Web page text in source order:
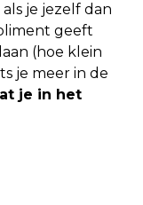
je jezelf dan
geeft
(hoe klein
je meer in de
je in het